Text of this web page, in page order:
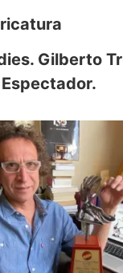
Gilberto